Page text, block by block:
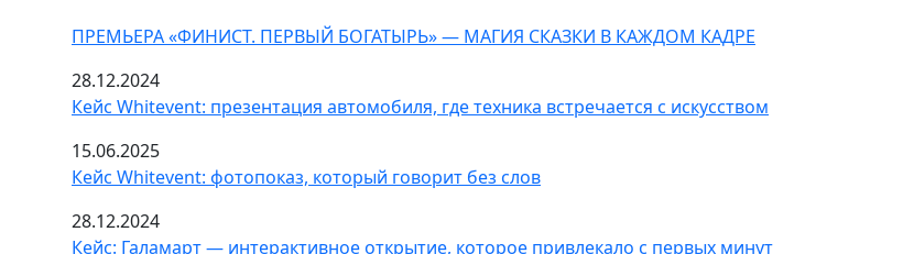
ПРЕМЬЕРА «ФИНИСТ. ПЕРВЫЙ БОГАТЫРЬ» — МАГИЯ СКАЗКИ В КАЖДОМ КАДРЕ
28.12.2024
Кейс Whitevent: презентация автомобиля, где техника встречается с искусством
15.06.2025
Кейс Whitevent: фотопоказ, который говорит без слов
28.12.2024
Кейс: Галамарт — интерактивное открытие, которое привлекало с первых минут